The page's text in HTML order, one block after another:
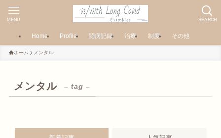
SEARCH
MENU
Home Profile 闘病記録 治療 制度 その他
ホーム メンタル
メンタル – tag –